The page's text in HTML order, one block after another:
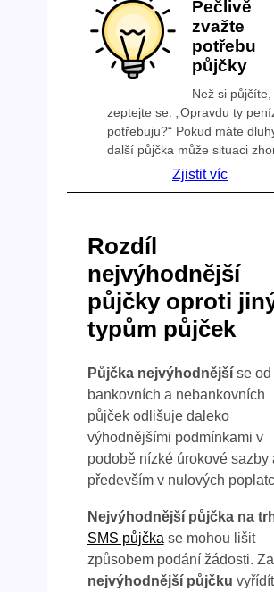
Pečlivě
zvažte
potřebu
půjčky
Než si půjčíte,
zeptejte se: „Opravdu ty
potřebuju?“ Pokud máte
další půjčka může situaci
Zjistit víc
Rozdíl
nejvýhodnější
půjčky oproti
typům půjček
Půjčka nejvýhodnějšíse od
bankovních a nebankovních
půjček odlišuje daleko
výhodnějšími podmínkami v
podobě nízké úrokové sazby
především v nulových
Nejvýhodnější půjčka na
SMS půjčka se mohou lišit
způsobem podání žádosti.
nejvýhodnější půjčku